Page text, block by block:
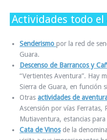
Actividades todo el
Senderismo por la red de
Guara.
Descenso de Barrancos y
“Vertientes Aventura”. Hay
Sierra de Guara, en función
Otras actividades de
Ascensión por vías Ferratas,
Mutiaventura, estancias para
Cata de Vinosde la